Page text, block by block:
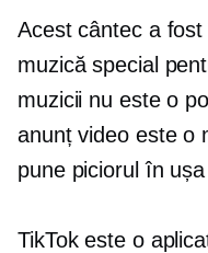
Acest cântec a
muzică special
muzicii nu este o
anunț video este o
pune piciorul în ușa
TikTok este o